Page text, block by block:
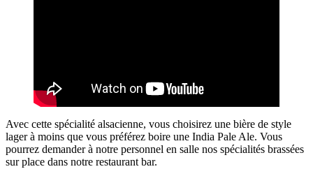
Avec cette spécialité alsacienne, vous choisirez une bière de style
lager à moins que vous préférez boire une India Pale Ale. Vous
pourrez demander à notre personnel en salle nos spécialités brassées
sur place dans notre restaurant bar.